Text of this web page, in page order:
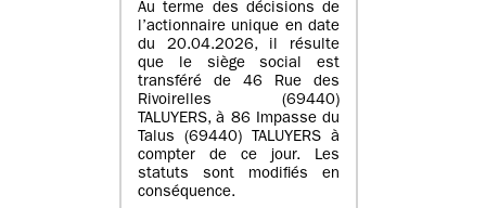
Au terme des décisions de
l’actionnaire unique en date
du 20.04.2026, il résulte
que le siège social est
transféré de 46 Rue des
Rivoirelles (69440)
TALUYERS, à 86 Impasse du
Talus (69440) TALUYERS à
compter de ce jour. Les
statuts sont modifiés en
conséquence.